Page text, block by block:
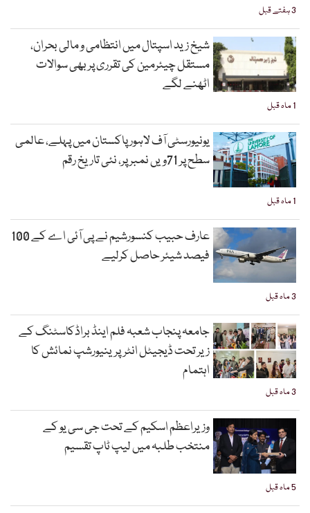
3 ہفتے قبل
1 ماہ قبل
شیخ زید اسپتال میں انتظامی و مالی بحران،
مستقل چیئرمین کی تقرری پر بھی سوالات
اٹھنے لگے
1 ماہ قبل
یونیورسٹی آف لاہور پاکستان میں پہلے، عالمی
سطح پر 71ویں نمبر پر، نئی تاریخ رقم
3 ماہ قبل
عارف حبیب کنسورشیم نے پی آئی اے کے 100
فیصد شیئر حاصل کرلیے
3 ماہ قبل
جامعہ پنجاب شعبہ فلم اینڈ براڈکاسٹنگ کے
زیر تحت ڈیجیٹل انٹرپرینیورشپ نمائش کا
اہتمام
5 ماہ قبل
وزیراعظم اسکیم کے تحت جی سی یو کے
منتخب طلبہ میں لیپ ٹاپ تقسیم